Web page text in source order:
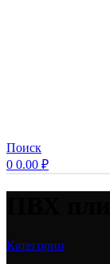
Поиск
0 0.00 ₽
Категории